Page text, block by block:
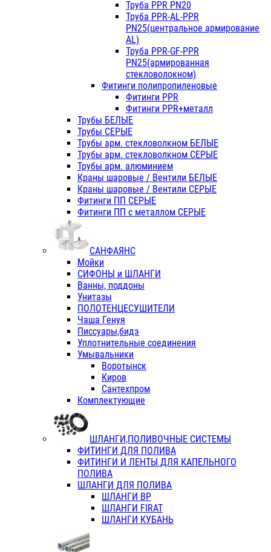
Труба PPR PN20
Труба PPR-AL-PPR
PN25(центральное армирование
AL)
Труба PPR-GF-PPR
PN25(армированная
стекловолокном)
Фитинги полипропиленовые
Фитинги PPR
Фитинги PPR+металл
Трубы БЕЛЫЕ
Трубы СЕРЫЕ
Трубы арм. стекловолкном БЕЛЫЕ
Трубы арм. стекловолкном СЕРЫЕ
Трубы арм. алюминием
Краны шаровые / Вентили БЕЛЫЕ
Краны шаровые / Вентили СЕРЫЕ
Фитинги ПП СЕРЫЕ
Фитинги ПП с металлом СЕРЫЕ
САНФАЯНС
Мойки
СИФОНЫ и ШЛАНГИ
Ванны, поддоны
Унитазы
ПОЛОТЕНЦЕСУШИТЕЛИ
Чаша Генуя
Писсуары,бидэ
Уплотнительные соединения
Умывальники
Воротынск
Киров
Сантехпром
Комплектующие
ШЛАНГИ,ПОЛИВОЧНЫЕ СИСТЕМЫ
ФИТИНГИ ДЛЯ ПОЛИВА
ФИТИНГИ И ЛЕНТЫ ДЛЯ КАПЕЛЬНОГО
ПОЛИВА
ШЛАНГИ ДЛЯ ПОЛИВА
ШЛАНГИ ВР
ШЛАНГИ FIRAT
ШЛАНГИ КУБАНЬ